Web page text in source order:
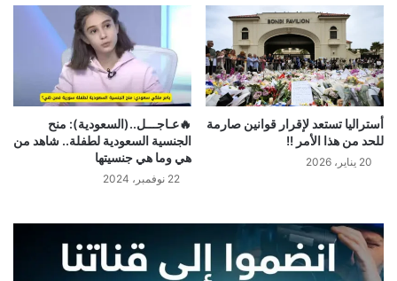
أستراليا تستعد لإقرار قوانين صارمة
للحد من هذا الأمر !!
20 يناير، 2026
🔥عـاجـــل..(السعودية): منح
الجنسية السعودية لطفلة.. شاهد من
هي وما هي جنسيتها
22 نوفمبر، 2024